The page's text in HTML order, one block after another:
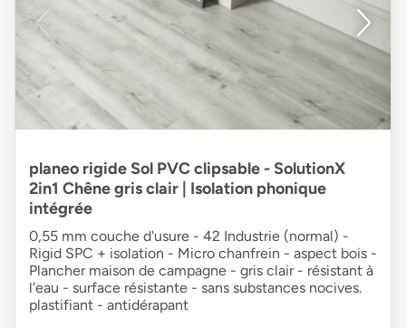
planeo rigide Sol PVC clipsable - SolutionX
2in1 Chêne gris clair | Isolation phonique
intégrée
0,55 mm couche d'usure - 42 Industrie (normal) -
Rigid SPC + isolation - Micro chanfrein - aspect bois -
Plancher maison de campagne - gris clair - résistant à
l'eau - surface résistante - sans substances nocives.
plastifiant - antidérapant